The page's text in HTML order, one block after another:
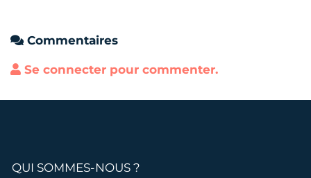
Commentaires
Se connecter pour commenter.
QUI SOMMES-NOUS ?